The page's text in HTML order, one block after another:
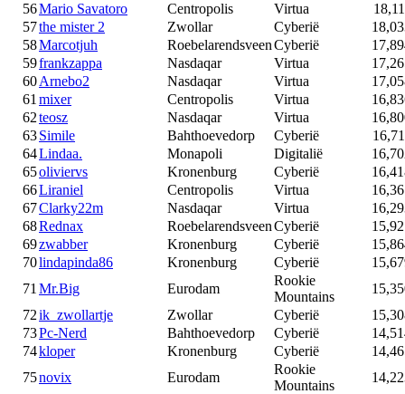
56Mario Savatoro Centropolis Virtua
57the mister 2 Zwollar Cyberië
58Marcotjuh RoebelarendsveenCyberië
59frankzappa Nasdaqar Virtua
60Arnebo2 Nasdaqar Virtua
61 mixer Centropolis Virtua
62teosz Nasdaqar Virtua
63Simile Bahthoevedorp Cyberië
64Lindaa. Monapoli Digitalië
65oliviervs Kronenburg Cyberië
66Liraniel Centropolis Virtua
67Clarky22m Nasdaqar Virtua
68Rednax RoebelarendsveenCyberië
69zwabber Kronenburg Cyberië
70lindapinda86 Kronenburg Cyberië
71 Mr.Big Eurodam
Rookie
Mountains
72ik_zwollartje Zwollar Cyberië
73Pc-Nerd Bahthoevedorp Cyberië
74kloper Kronenburg Cyberië
75novix Eurodam
Rookie
Mountains